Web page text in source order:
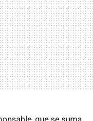
que se suma